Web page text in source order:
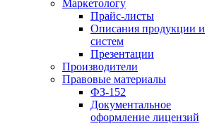
Маркетологу
Прайс-листы
Описания продукции и
систем
Презентации
Производители
Правовые материалы
ФЗ-152
Документальное
оформление лицензий